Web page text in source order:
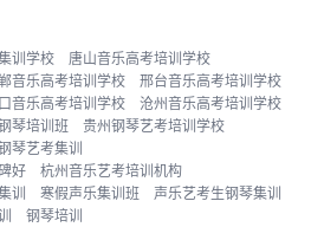
训学校
唐山音乐高考培训学校
音乐高考培训学校
邢台音乐高考培训学校
音乐高考培训学校
沧州音乐高考培训学校
琴培训班
贵州钢琴艺考培训学校
琴艺考集训
好
杭州音乐艺考培训机构
训 寒假声乐集训班
声乐艺考生钢琴集训
钢琴培训